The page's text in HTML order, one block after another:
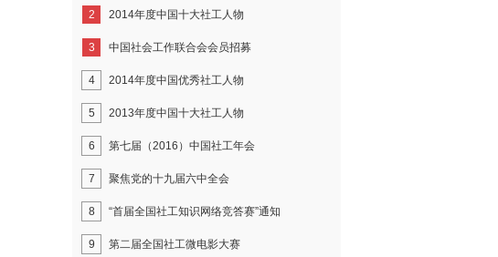
2 2014年度中国十大社工人物
3 中国社会工作联合会会员招募
4 2014年度中国优秀社工人物
5 2013年度中国十大社工人物
6 第七届（2016）中国社工年会
7 聚焦党的十九届六中全会
8 “首届全国社工知识网络竞答赛”通知
9 第二届全国社工微电影大赛